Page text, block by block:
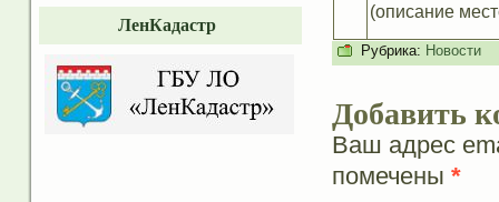
ЛенКадастр
(описание
Рубрика: Новости
Добавить
Ваш адрес
помечены *